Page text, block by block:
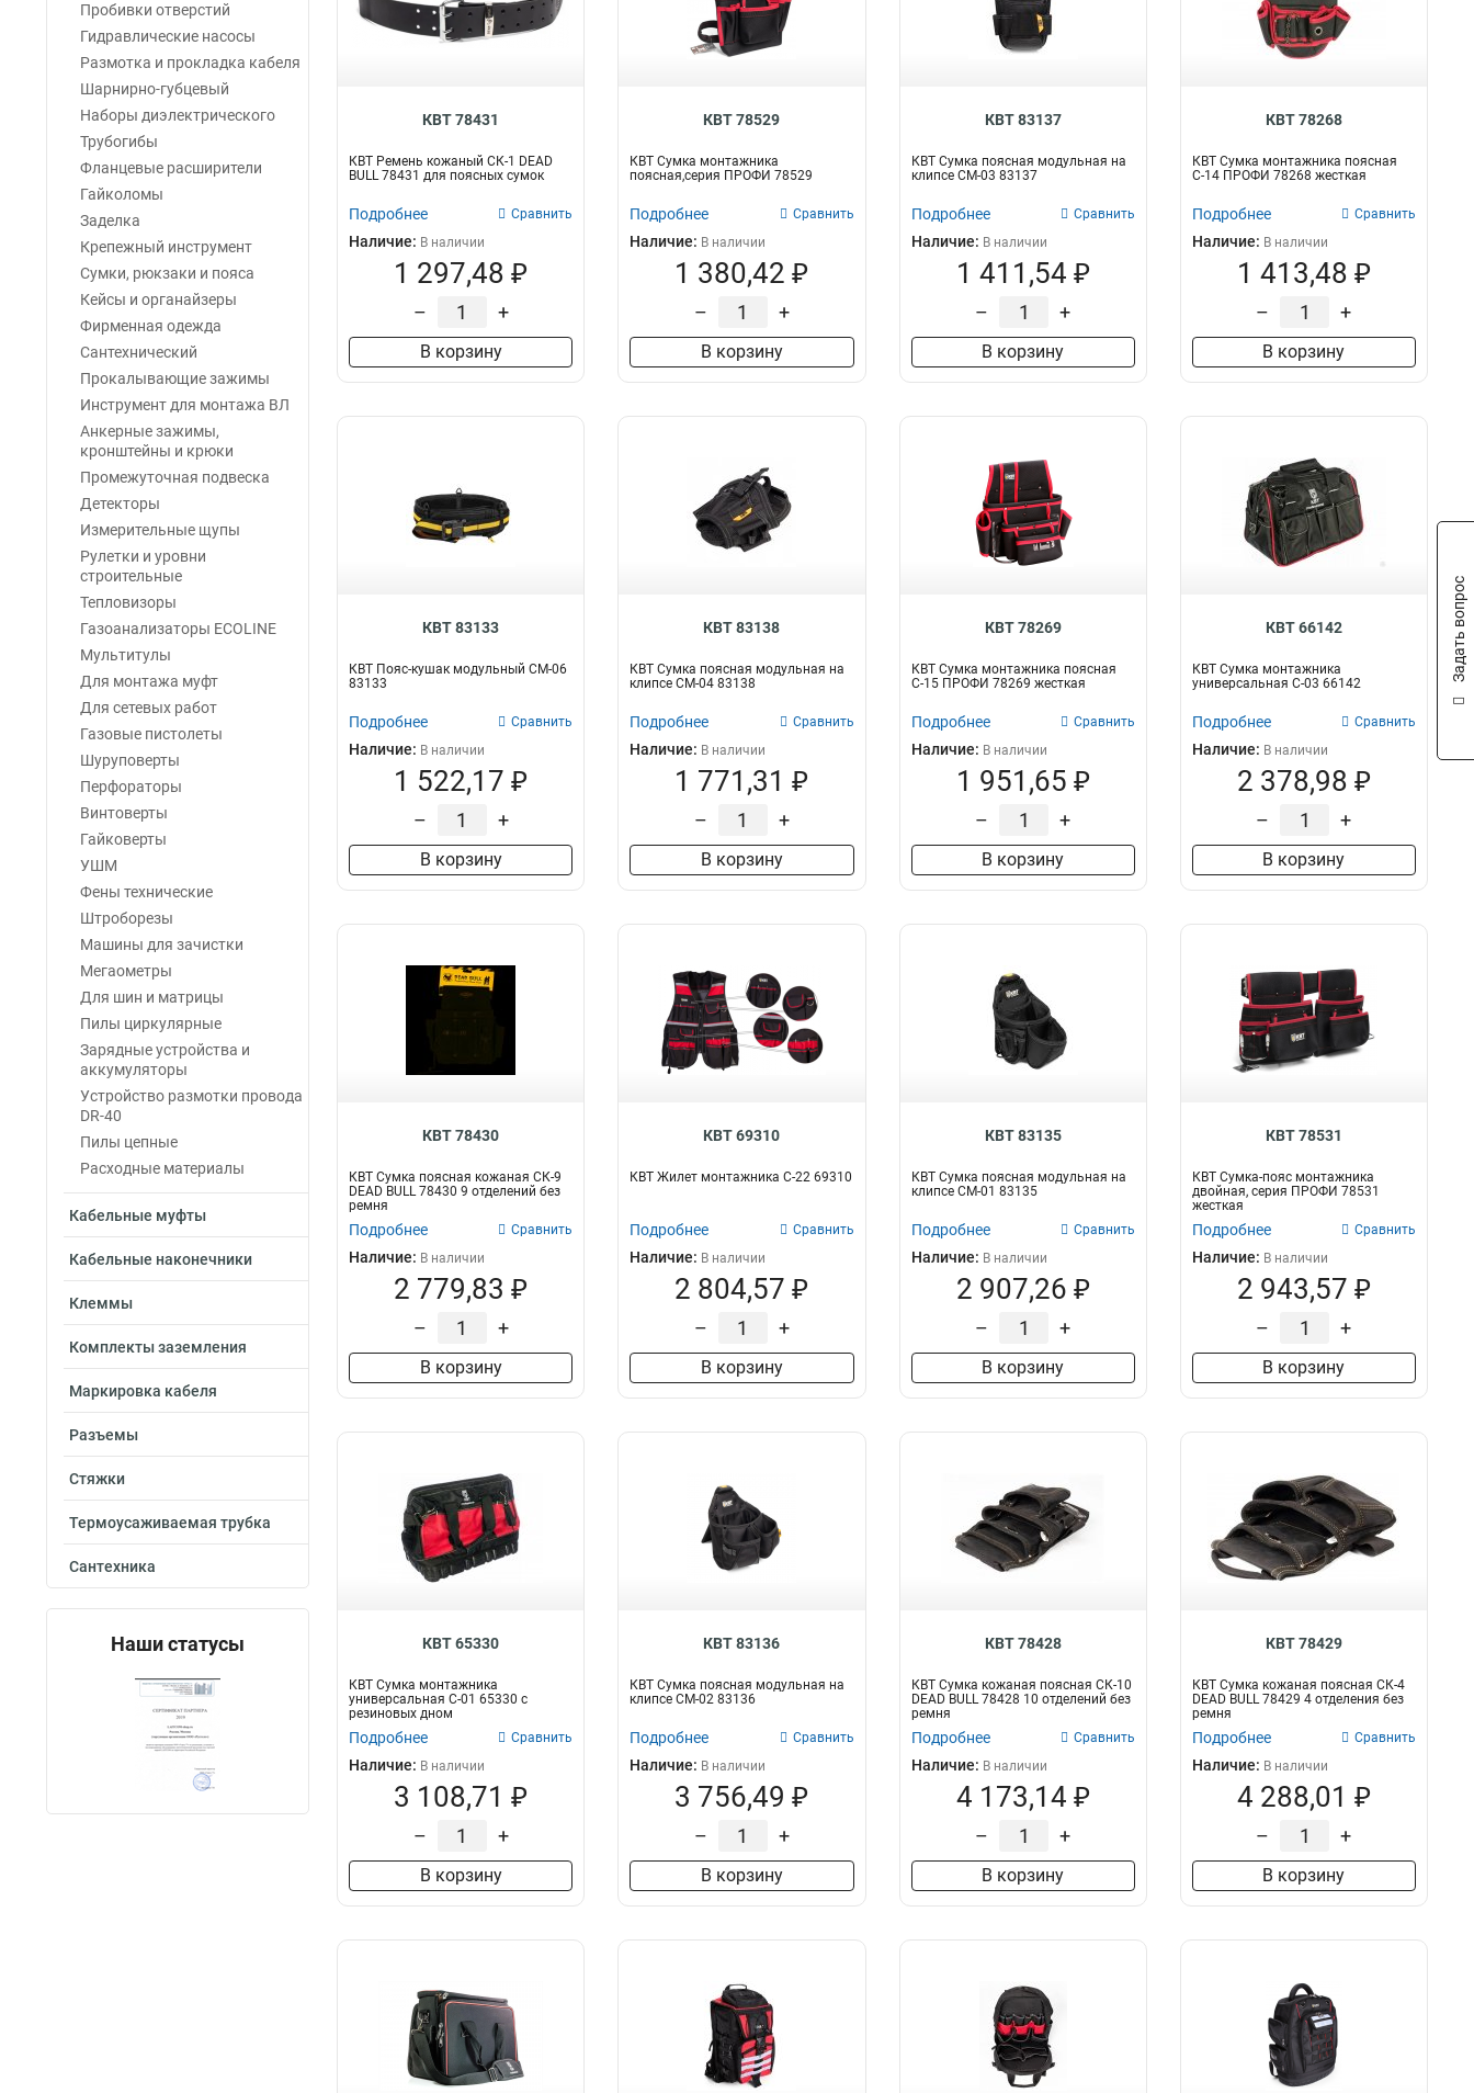
Пробивки отверстий
Гидравлические насосы
Размотка и прокладка кабеля
Шарнирно-губцевый
Наборы диэлектрического
Трубогибы
Фланцевые расширители
Гайколомы
Заделка
Крепежный инструмент
Сумки, рюкзаки и пояса
Кейсы и органайзеры
Фирменная одежда
Сантехнический
Прокалывающие зажимы
Инструмент для монтажа ВЛ
Анкерные зажимы,
кронштейны и крюки
Промежуточная подвеска
Детекторы
Измерительные щупы
Рулетки и уровни
строительные
Тепловизоры
Газоанализаторы ECOLINE
Мультитулы
Для монтажа муфт
Для сетевых работ
Газовые пистолеты
Шуруповерты
Перфораторы
Винтоверты
Гайковерты
УШМ
Фены технические
Штроборезы
Машины для зачистки
Мегаометры
Для шин и матрицы
Пилы циркулярные
Зарядные устройства и
аккумуляторы
Устройство размотки провода
DR-40
Пилы цепные
Расходные материалы
Кабельные муфты
Кабельные наконечники
Клеммы
Комплекты заземления
Маркировка кабеля
Разъемы
Стяжки
Термоусаживаемая трубка
Сантехника
Наши статусы
КВТ 78431
КВТ Ремень кожаный СК-1 DEAD
BULL 78431 для поясных сумок
Подробнее Сравнить
Наличие: В наличии
1 297,48 ₽
– +
В корзину
КВТ 78529
КВТ Cумка монтажника
поясная,серия ПРОФИ 78529
Подробнее Сравнить
Наличие: В наличии
1 380,42 ₽
– +
В корзину
КВТ 83137
КВТ Сумка поясная модульная на
клипсе СМ-03 83137
Подробнее Сравнить
Наличие: В наличии
1 411,54 ₽
– +
В корзину
КВТ 78268
КВТ Сумка монтажника поясная
С-14 ПРОФИ 78268 жесткая
Подробнее Сравнить
Наличие: В наличии
1 413,48 ₽
– +
В корзину
КВТ 83133
КВТ Пояс-кушак модульный СМ-06
83133
Подробнее Сравнить
Наличие: В наличии
1 522,17 ₽
– +
В корзину
КВТ 83138
КВТ Сумка поясная модульная на
клипсе СМ-04 83138
Подробнее Сравнить
Наличие: В наличии
1 771,31 ₽
– +
В корзину
КВТ 78269
КВТ Сумка монтажника поясная
С-15 ПРОФИ 78269 жесткая
Подробнее Сравнить
Наличие: В наличии
1 951,65 ₽
– +
В корзину
КВТ 66142
КВТ Сумка монтажника
универсальная С-03 66142
Подробнее Сравнить
Наличие: В наличии
2 378,98 ₽
– +
В корзину
КВТ 78430
КВТ Cумка поясная кожаная СК-9
DEAD BULL 78430 9 отделений без
ремня
Подробнее Сравнить
Наличие: В наличии
2 779,83 ₽
– +
В корзину
КВТ 69310
КВТ Жилет монтажника С-22 69310
Подробнее Сравнить
Наличие: В наличии
2 804,57 ₽
– +
В корзину
КВТ 83135
КВТ Сумка поясная модульная на
клипсе СМ-01 83135
Подробнее Сравнить
Наличие: В наличии
2 907,26 ₽
– +
В корзину
КВТ 78531
КВТ Cумка-пояс монтажника
двойная, серия ПРОФИ 78531
жесткая
Подробнее Сравнить
Наличие: В наличии
2 943,57 ₽
– +
В корзину
КВТ 65330
КВТ Сумка монтажника
универсальная C-01 65330 с
резиновых дном
Подробнее Сравнить
Наличие: В наличии
3 108,71 ₽
– +
В корзину
КВТ 83136
КВТ Сумка поясная модульная на
клипсе СМ-02 83136
Подробнее Сравнить
Наличие: В наличии
3 756,49 ₽
– +
В корзину
КВТ 78428
КВТ Сумка кожаная поясная СК-10
DEAD BULL 78428 10 отделений без
ремня
Подробнее Сравнить
Наличие: В наличии
4 173,14 ₽
– +
В корзину
КВТ 78429
КВТ Сумка кожаная поясная СК-4
DEAD BULL 78429 4 отделения без
ремня
Подробнее Сравнить
Наличие: В наличии
4 288,01 ₽
– +
В корзину
Задать вопрос